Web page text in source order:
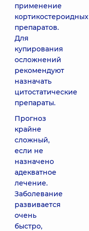
применение
кортикостероидных
препаратов.
Для
купирования
осложнений
рекомендуют
назначать
цитостатические
препараты.
Прогноз
крайне
сложный,
если не
назначено
адекватное
лечение.
Заболевание
развивается
очень
быстро,